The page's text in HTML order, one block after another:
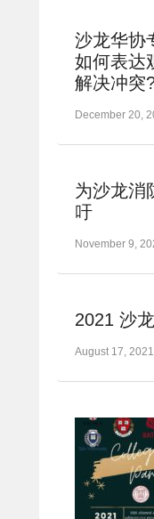
沙龙华协
如何表达
解决冲突
December 20,
为沙龙消
吁
November 9,
2021 沙
August 17,